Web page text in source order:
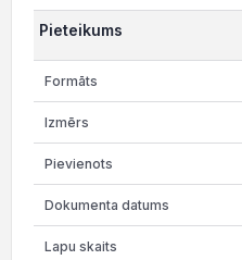
Pieteikums